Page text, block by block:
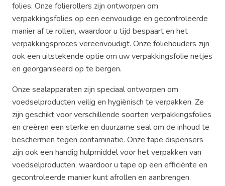
folies. Onze folierollers zijn ontworpen om
verpakkingsfolies op een eenvoudige en gecontroleerde
manier af te rollen, waardoor u tijd bespaart en het
verpakkingsproces vereenvoudigt. Onze foliehouders zijn
ook een uitstekende optie om uw verpakkingsfolie netjes
en georganiseerd op te bergen.
Onze sealapparaten zijn speciaal ontworpen om
voedselproducten veilig en hygiënisch te verpakken. Ze
zijn geschikt voor verschillende soorten verpakkingsfolies
en creëren een sterke en duurzame seal om de inhoud te
beschermen tegen contaminatie. Onze tape dispensers
zijn ook een handig hulpmiddel voor het verpakken van
voedselproducten, waardoor u tape op een efficiënte en
gecontroleerde manier kunt afrollen en aanbrengen.